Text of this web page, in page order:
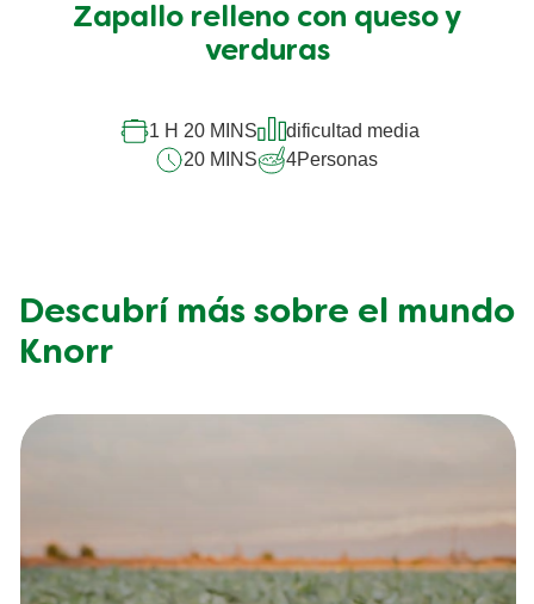
han
enviado
este
recipe
Zapallo relleno con queso y
verduras
1 H 20 MINS
dificultad media
20 MINS
4Personas
Descubrí más sobre el mundo
Knorr